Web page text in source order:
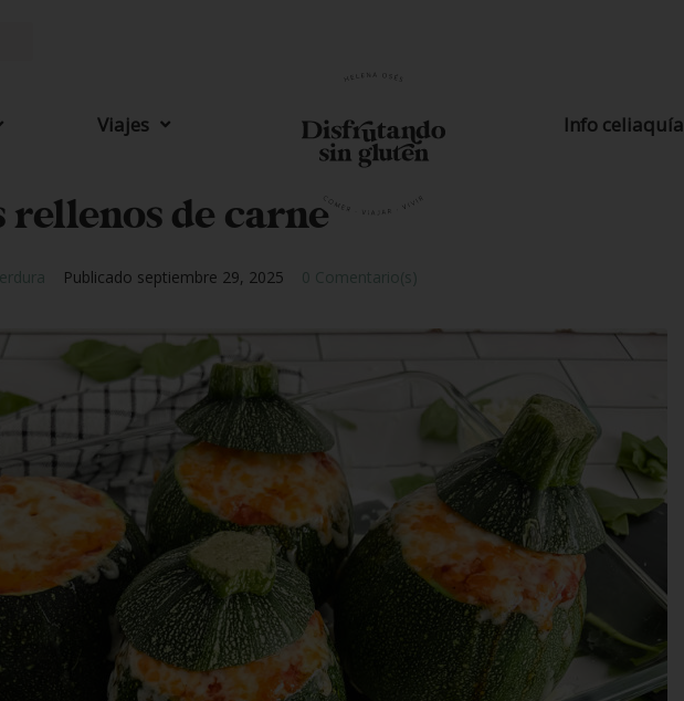
Viajes Info celiaquía
rellenos de carne
Publicado septiembre 29, 2025 0 Comentario(s)